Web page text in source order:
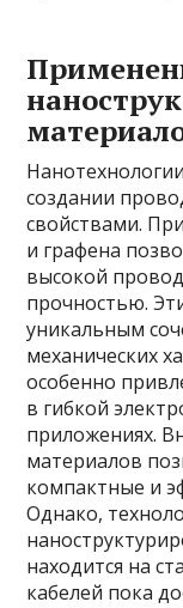
создании
свойствами.
и графена
высокой
прочностью.
уникальным
механических
особенно
в гибкой
приложениях.
материалов
компактные и
Однако,
находится на
кабелей пока